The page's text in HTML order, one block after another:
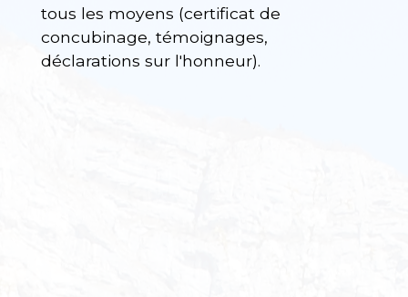
tous les moyens (certificat de
concubinage, témoignages,
déclarations sur l'honneur).